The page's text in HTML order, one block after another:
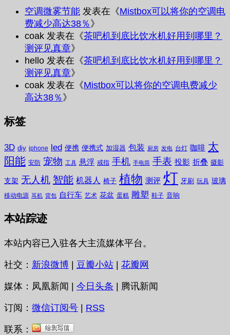
空调微雾节能 发表在《Mistbox可以将你的空调电
费减少高达38％ 》
coak 发表在《茶吧机到底比饮水机好用到哪里？
测评见真章》
hello 发表在《茶吧机到底比饮水机好用到哪里？
测评见真章》
coak 发表在《Mistbox可以将你的空调电费减少
高达38％ 》
标签
3D diy iphone led 便携 便携式 加湿器 包装 厨房 发电 台灯 咖啡 太
阳能 安防 宠物 工具 悬浮 戒指 手机 手电筒 手表 投影 折叠 摄影
支架 无人机 智能 机器人 椅子 植物 测评 灯 牙刷 玩具 玻璃
移动电源 耳机 背包 自行车 艺术 花盆 蛋糕 雕塑 鞋子 音响
本站踪迹
本站内容已入驻各大主流媒体平台。
社交： 新浪微博 | 豆瓣小站 | 花瓣网
媒体：凤凰新闻 | 今日头条 | 腾讯新闻
订阅： 微信订阅号 | RSS
联系：